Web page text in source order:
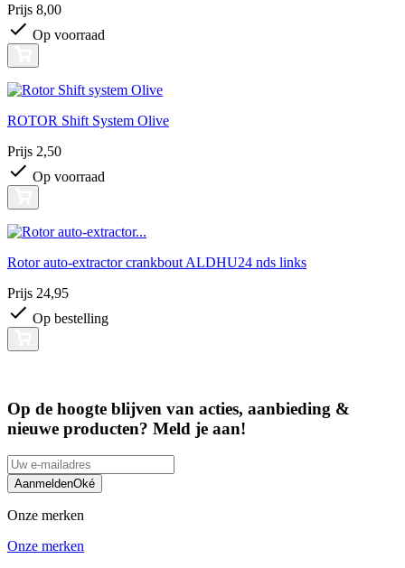
Prijs 8,00
Op voorraad
ROTOR Shift System Olive
Prijs 2,50
Op voorraad
Rotor auto-extractor crankbout ALDHU24 nds links
Prijs 24,95
Op bestelling
Op de hoogte blijven van acties, aanbieding &
nieuwe producten? Meld je aan!
AanmeldenOké
Onze merken
Onze merken